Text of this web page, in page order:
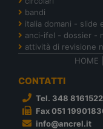
bandi
italia domani - slide
anci-ifel - dossier -
attività di revisione
HOME
CONTATTI
Tel. 348 8161522
Fax 051
info@ancrel.it